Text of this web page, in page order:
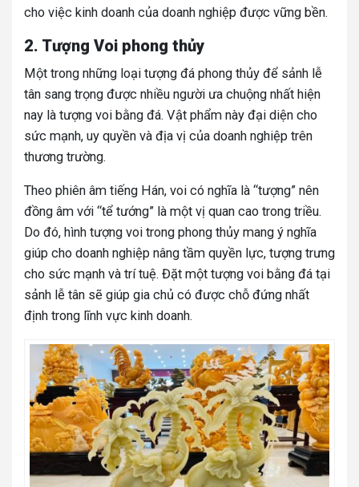
cho việc kinh doanh của doanh nghiệp được vững bền.
2. Tượng Voi phong thủy
Một trong những loại tượng đá phong thủy để sảnh lễ
tân sang trọng được nhiều người ưa chuộng nhất hiện
nay là tượng voi bằng đá. Vật phẩm này đại diện cho
sức mạnh, uy quyền và địa vị của doanh nghiệp trên
thương trường.
Theo phiên âm tiếng Hán, voi có nghĩa là “tượng” nên
đồng âm với “tể tướng” là một vị quan cao trong triều.
Do đó, hình tượng voi trong phong thủy mang ý nghĩa
giúp cho doanh nghiệp nâng tầm quyền lực, tượng trưng
cho sức mạnh và trí tuệ. Đặt một tượng voi bằng đá tại
sảnh lễ tân sẽ giúp gia chủ có được chỗ đứng nhất
định trong lĩnh vực kinh doanh.